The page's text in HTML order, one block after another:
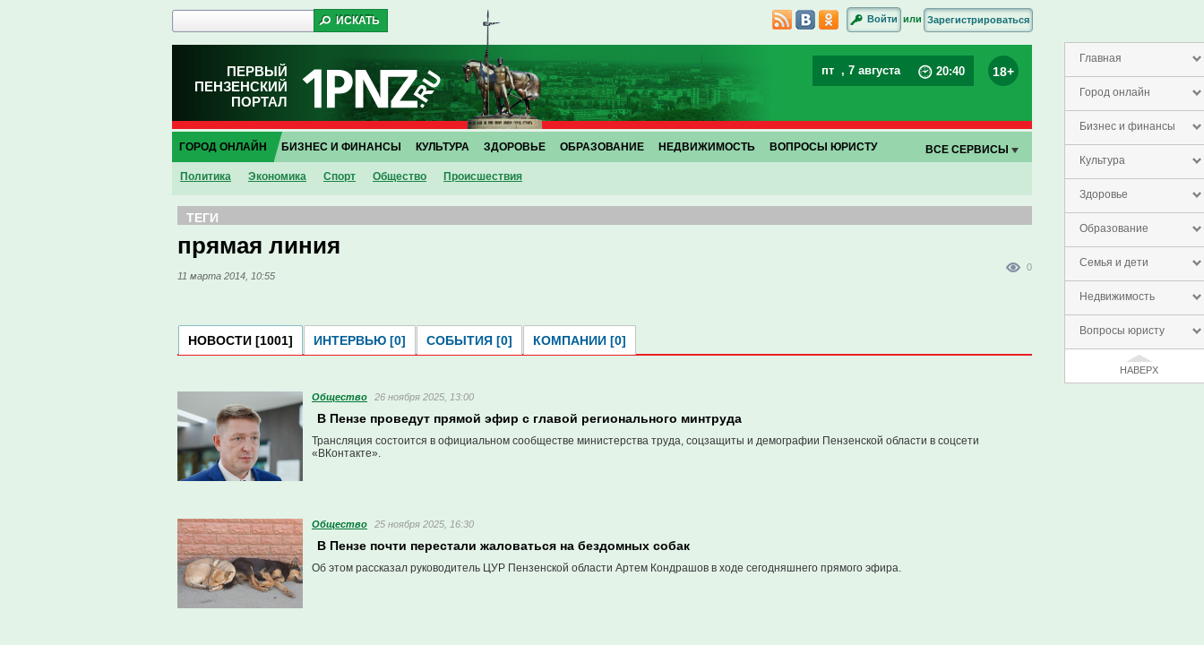
Главная
Город онлайн
Бизнес и финансы
Культура
Здоровье
Образование
Семья и дети
Недвижимость
Вопросы юристу
НАВЕРХ
Войти или Зарегистрироваться
ПЕРВЫЙ
ПЕНЗЕНСКИЙ
ПОРТАЛ
пт , 7 августа 20:40 18+
ГОРОД ОНЛАЙН
Политика Экономика Спорт Общество Проиcшествия
БИЗНЕС И ФИНАНСЫ КУЛЬТУРА ЗДОРОВЬЕ ОБРАЗОВАНИЕ НЕДВИЖИМОСТЬ ВОПРОСЫ ЮРИСТУ ВСЕ СЕРВИСЫ
ТЕГИ
прямая линия
11 марта 2014, 10:55
0
НОВОСТИ [1001] ИНТЕРВЬЮ [0] СОБЫТИЯ [0] КОМПАНИИ [0]
Общество 26 ноября 2025, 13:00
В Пензе проведут прямой эфир с главой регионального минтруда
Трансляция состоится в официальном сообществе министерства труда, соцзащиты и демографии Пензенской области в соцсети
«ВКонтакте».
Общество 25 ноября 2025, 16:30
В Пензе почти перестали жаловаться на бездомных собак
Об этом рассказал руководитель ЦУР Пензенской области Артем Кондрашов в ходе сегодняшнего прямого эфира.